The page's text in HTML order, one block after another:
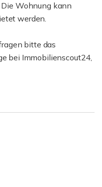
Wohnung kann
werden.
bitte das
bei Immobilienscout24,